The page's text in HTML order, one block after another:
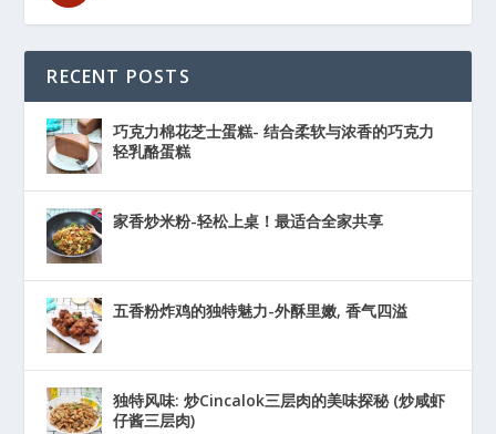
RECENT POSTS
巧克力棉花芝士蛋糕- 结合柔软与浓香的巧克力
轻乳酪蛋糕
家香炒米粉-轻松上桌！最适合全家共享
五香粉炸鸡的独特魅力-外酥里嫩, 香气四溢
独特风味: 炒Cincalok三层肉的美味探秘 (炒咸虾
仔酱三层肉)